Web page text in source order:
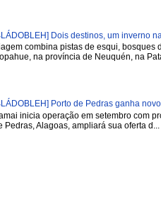
Dois destinos, um inverno
combina pistas de esqui, bosques
na província de Neuquén, na
Porto de Pedras ganha
inicia operação em setembro com
Pedras, Alagoas, ampliará sua oferta d...